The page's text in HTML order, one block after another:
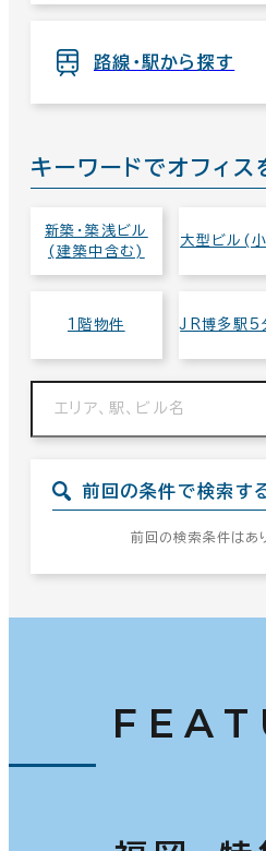
路線・駅から探す
キーワードでオフィス
新築・築浅ビル
(建築中含む)
大型ビル(
1階物件 JR博多駅5
前回の条件で検索す
前回の検索条件はあ